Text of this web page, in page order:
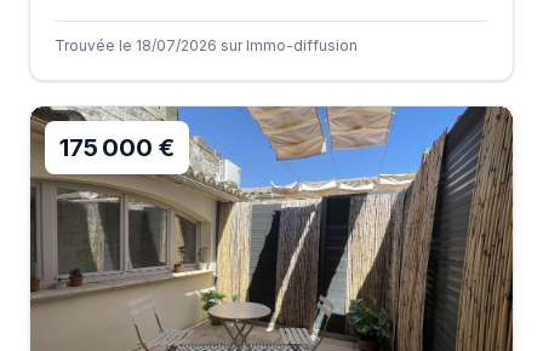
Trouvée le 18/07/2026 sur Immo-diffusion
175 000 €